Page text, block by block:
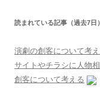
読まれている記事（過去7日）
演劇の創客について考
サイトやチラシに人物
創客について考える